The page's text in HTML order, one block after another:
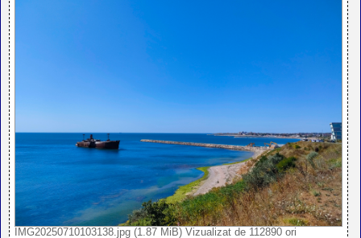
IMG20250710103138.jpg (1.87 MiB) Vizualizat de 112890 ori